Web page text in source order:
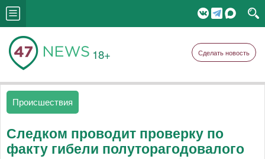
18+ Сделать новость
Происшествия
Следком проводит проверку по
факту гибели полуторагодовалого